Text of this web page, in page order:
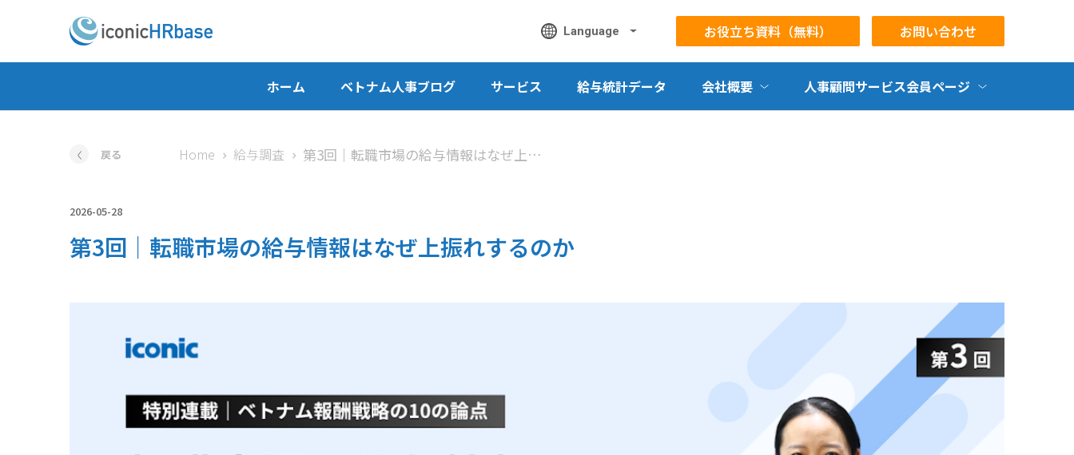
Language お役立ち資料（無料） お問い合わせ
ホーム ベトナム人事ブログ サービス 給与統計データ 会社概要 人事顧問サービス会員ページ
戻る Home 給与調査 第3回｜転職市場の給与情報はなぜ上振れするのか
2026-05-28
第3回｜転職市場の給与情報はなぜ上振れするのか